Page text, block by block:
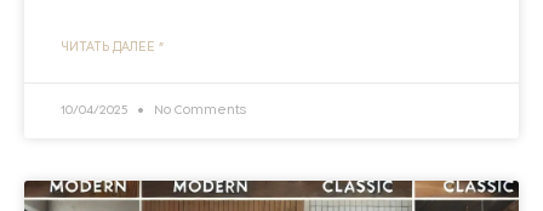
ЧИТАТЬ ДАЛЕЕ "
10/04/2025 No Comments